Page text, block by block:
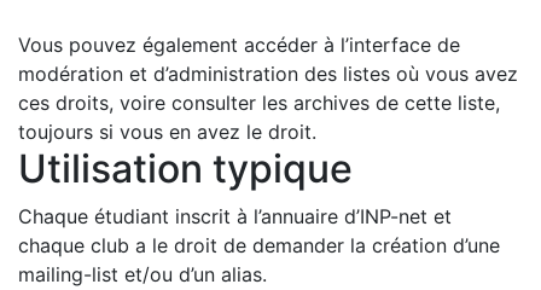
Vous pouvez également accéder à l’interface de
modération et d’administration des listes où vous avez
ces droits, voire consulter les archives de cette liste,
toujours si vous en avez le droit.
Utilisation typique
Chaque étudiant inscrit à l’annuaire d’INP-net et
chaque club a le droit de demander la création d’une
mailing-list et/ou d’un alias.